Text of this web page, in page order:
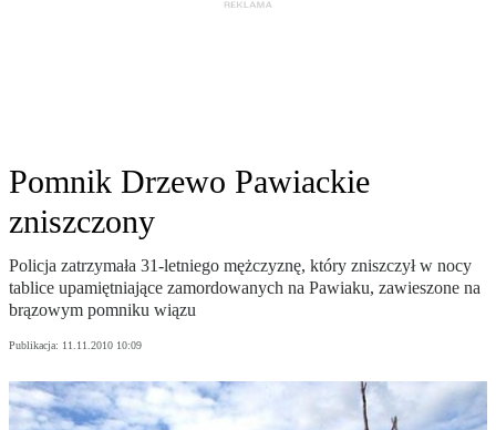
Pomnik Drzewo Pawiackie
zniszczony
Policja zatrzymała 31-letniego mężczyznę, który zniszczył w nocy
tablice upamiętniające zamordowanych na Pawiaku, zawieszone na
brązowym pomniku wiązu
Publikacja: 11.11.2010 10:09